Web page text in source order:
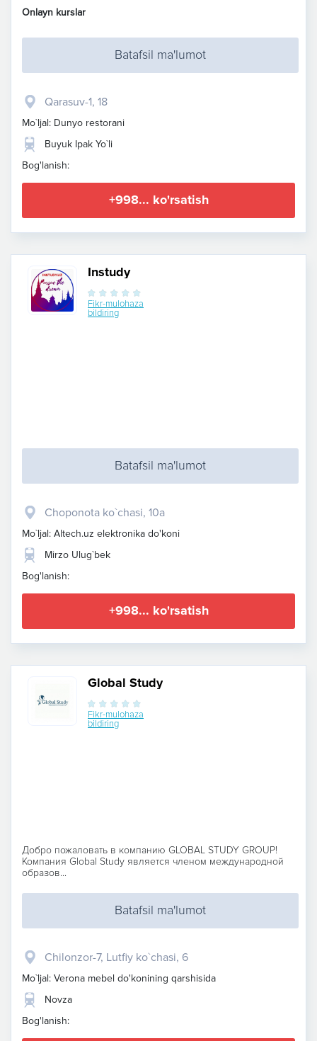
Onlayn kurslar
Batafsil ma'lumot
Qarasuv-1, 18
Mo`ljal: Dunyo restorani
Buyuk Ipak Yo`li
Bog'lanish:
+998... ko'rsatish
Instudy
Fikr-mulohaza
bildiring
Batafsil ma'lumot
​Choponota ko`chasi, 10a
Mo`ljal: Altech.uz elektronika do'koni
Mirzo Ulug`bek
Bog'lanish:
+998... ko'rsatish
Global Study
Fikr-mulohaza
bildiring
Добро пожаловать в компанию GLOBAL STUDY GROUP!
Компания Global Study является членом международной
образов...
Batafsil ma'lumot
Chilonzor-7, Lutfiy ko`chasi, 6
Mo`ljal: Verona mebel do'konining qarshisida
Novza
Bog'lanish: